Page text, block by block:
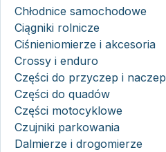
Chłodnice samochodowe
Ciągniki rolnicze
Ciśnieniomierze i akcesoria
Crossy i enduro
Części do przyczep i naczep
Części do quadów
Części motocyklowe
Czujniki parkowania
Dalmierze i drogomierze